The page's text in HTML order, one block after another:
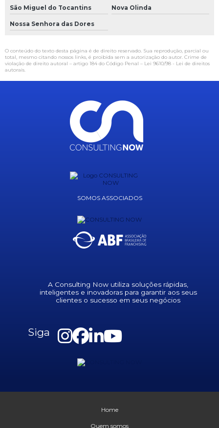
São Miguel do Tocantins Nova Olinda
Nossa Senhora das Dores
O conteúdo do texto desta página é de direito reservado. Sua reprodução, parcial ou
total, mesmo citando nossos links, é proibida sem a autorização do autor. Crime de
violação de direito autoral – artigo 184 do Código Penal – Lei 9610/98 - Lei de direitos
autorais.
SOMOS ASSOCIADOS
A Consulting Now utiliza soluções rápidas,
inteligentes e inovadoras para garantir aos seus
clientes o sucesso em seus negócios
Siga
Home
Quem somos